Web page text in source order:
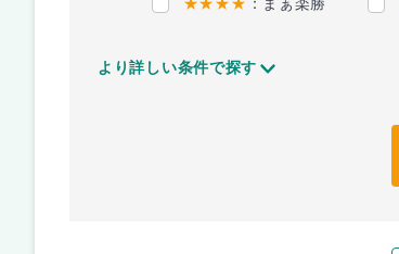
より詳しい条件で探す